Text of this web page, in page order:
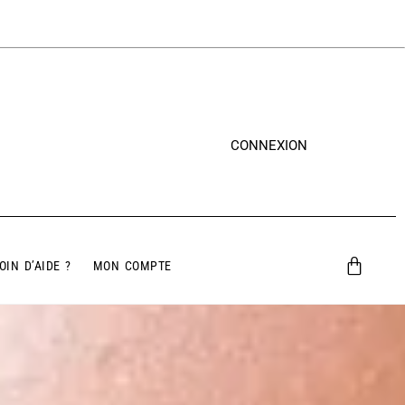
CONNEXION
D’AIDE ? MON COMPTE